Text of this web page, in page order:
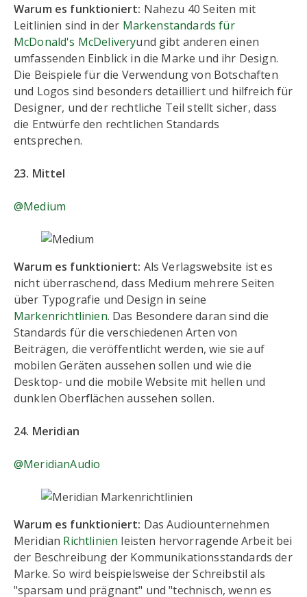
Warum es funktioniert: Nahezu 40 Seiten mit
Leitlinien sind in der Markenstandards für
McDonald's McDeliveryund gibt anderen einen
umfassenden Einblick in die Marke und ihr Design.
Die Beispiele für die Verwendung von Botschaften
und Logos sind besonders detailliert und hilfreich für
Designer, und der rechtliche Teil stellt sicher, dass
die Entwürfe den rechtlichen Standards
entsprechen.
23. Mittel
@Medium
Warum es funktioniert: Als Verlagswebsite ist es
nicht überraschend, dass Medium mehrere Seiten
über Typografie und Design in seine
Markenrichtlinien. Das Besondere daran sind die
Standards für die verschiedenen Arten von
Beiträgen, die veröffentlicht werden, wie sie auf
mobilen Geräten aussehen sollen und wie die
Desktop- und die mobile Website mit hellen und
dunklen Oberflächen aussehen sollen.
24. Meridian
@MeridianAudio
Warum es funktioniert: Das Audiounternehmen
Meridian Richtlinien leisten hervorragende Arbeit bei
der Beschreibung der Kommunikationsstandards der
Marke. So wird beispielsweise der Schreibstil als
"sparsam und prägnant" und "technisch, wenn es